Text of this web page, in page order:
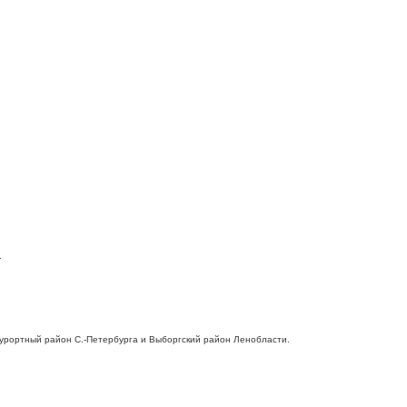
район С.-Петербурга и Выборгский район Ленобласти.